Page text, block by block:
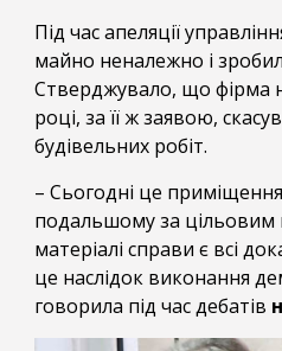
Під час апеляції
майно неналежно і
Стверджувало, що фірма
році, за її ж заявою,
будівельних робіт.
– Сьогодні це
подальшому за
матеріалі справи є всі
це наслідок виконання
говорила під час дебатів